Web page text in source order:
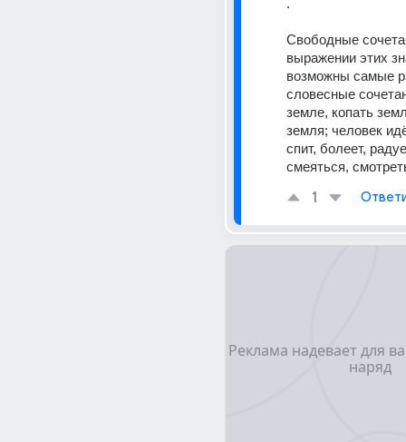
.
Свободные
выражении этих
возможны самые
словесные
земле, копать
земля; человек
спит, болеет,
смеяться,
1